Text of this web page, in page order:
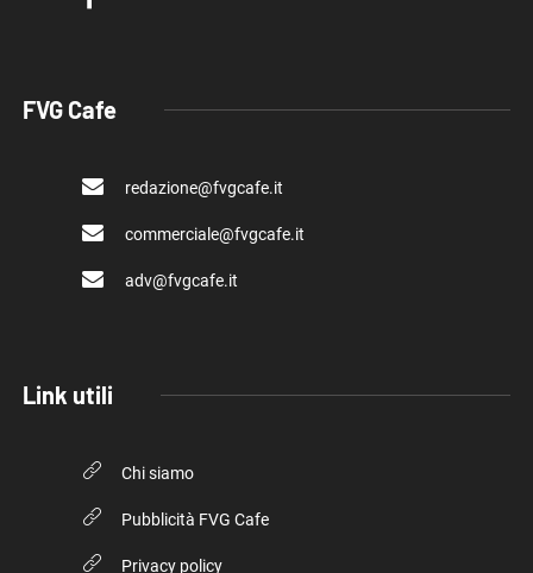
FVG Cafe
redazione@fvgcafe.it
commerciale@fvgcafe.it
adv@fvgcafe.it
Link utili
Chi siamo
Pubblicità FVG Cafe
Privacy policy